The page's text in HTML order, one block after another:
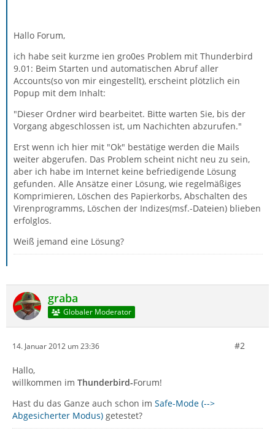
Hallo Forum,
ich habe seit kurzme ien gro0es Problem mit Thunderbird
9.01: Beim Starten und automatischen Abruf aller
Accounts(so von mir eingestellt), erscheint plötzlich ein
Popup mit dem Inhalt:
"Dieser Ordner wird bearbeitet. Bitte warten Sie, bis der
Vorgang abgeschlossen ist, um Nachichten abzurufen."
Erst wenn ich hier mit "Ok" bestätige werden die Mails
weiter abgerufen. Das Problem scheint nicht neu zu sein,
aber ich habe im Internet keine befriedigende Lösung
gefunden. Alle Ansätze einer Lösung, wie regelmäßiges
Komprimieren, Löschen des Papierkorbs, Abschalten des
Virenprogramms, Löschen der Indizes(msf.-Dateien) blieben
erfolglos.
Weiß jemand eine Lösung?
graba
Globaler Moderator
14. Januar 2012 um 23:36 #2
Hallo,
willkommen im Thunderbird-Forum!
Hast du das Ganze auch schon im Safe-Mode (-->
Abgesicherter Modus) getestet?